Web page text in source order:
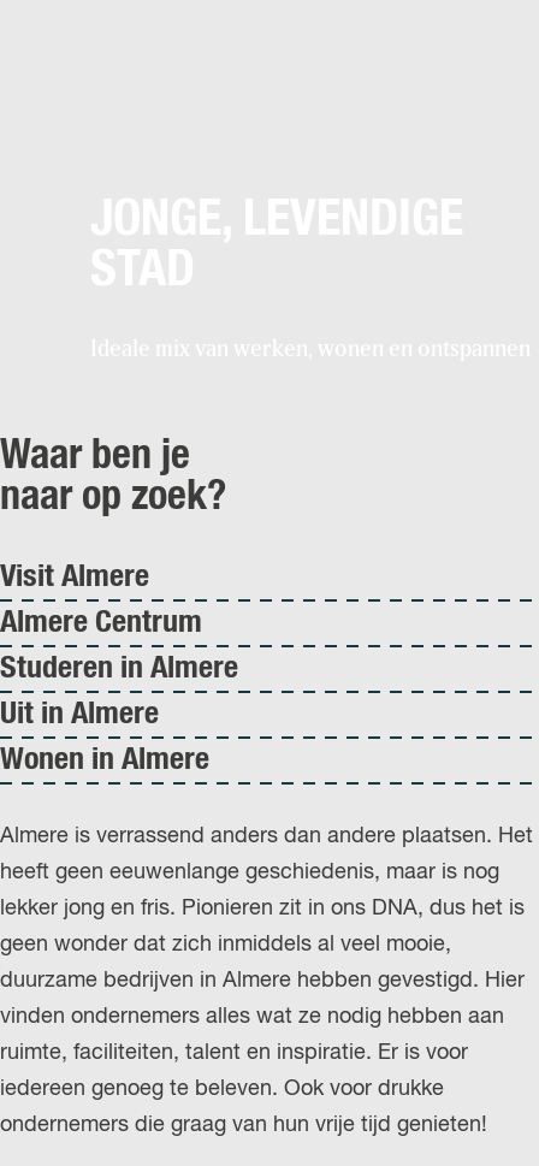
Almere is verrassend anders dan andere plaatsen. Het
heeft geen eeuwenlange geschiedenis, maar is nog
lekker jong en fris. Pionieren zit in ons DNA, dus het is
geen wonder dat zich inmiddels al veel mooie,
duurzame bedrijven in Almere hebben gevestigd. Hier
vinden ondernemers alles wat ze nodig hebben aan
ruimte, faciliteiten, talent en inspiratie. Er is voor
iedereen genoeg te beleven. Ook voor drukke
ondernemers die graag van hun vrije tijd genieten!
Waar ben je
naar op zoek?
Visit Almere
Almere Centrum
Studeren in Almere
Uit in Almere
Wonen in Almere